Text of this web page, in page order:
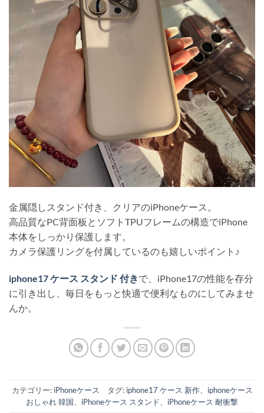
金属隠しスタンド付き、クリアのiPhoneケース。
高品質なPC背面板とソフトTPUフレームの構造でiPhone
本体をしっかり保護します。
カメラ保護リングを付属しているのも嬉しいポイント♪
iphone17 ケース スタンド 付きで、iPhone17の性能を存分
に引き出し、毎日をもっと快適で便利なものにしてみませ
んか。
カテゴリー: iPhoneケース タグ: iphone17 ケース 新作、 iphoneケース
おしゃれ 韓国
iPhoneケース スタンド iPhoneケース 耐衝撃